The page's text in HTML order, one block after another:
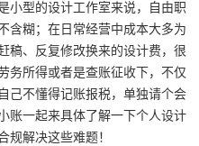
小型的设计工作室来说，
自由职
含糊； 在日常经营中成本大多为
稿、反复修改换来的设计费， 很
务所得或者是查账征收下，不仅
己不懂得记账报税，单独请个会
账一起来具体了解一下个人设计
规解决这些难题！